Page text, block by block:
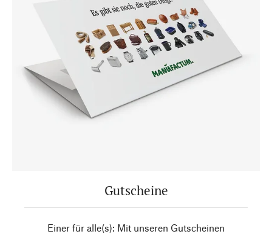
Gutscheine
Einer für alle(s): Mit unseren Gutscheinen